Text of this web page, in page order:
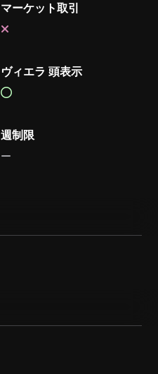
マーケット取引
ヴィエラ 頭表示
週制限